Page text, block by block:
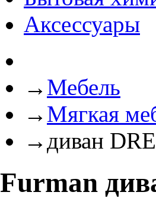
Аксессуары
→ Мебель
→ Мягкая
→ диван
Furman